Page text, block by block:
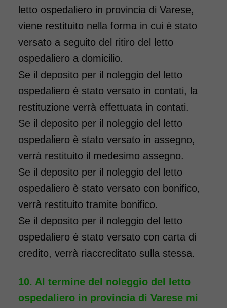
letto ospedaliero in provincia di Varese,
viene restituito nella forma in cui è stato
versato a seguito del ritiro del letto
ospedaliero a domicilio.
Se il deposito per il noleggio del letto
ospedaliero è stato versato in contati, la
restituzione verrà effettuata in contati.
Se il deposito per il noleggio del letto
ospedaliero è stato versato in assegno,
verrà restituito il medesimo assegno.
Se il deposito per il noleggio del letto
ospedaliero è stato versato con bonifico,
verrà restituito tramite bonifico.
Se il deposito per il noleggio del letto
ospedaliero è stato versato con carta di
credito, verrà riaccreditato sulla stessa.
Al termine del noleggio del letto
ospedaliero in provincia di Varese mi